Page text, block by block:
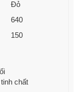
Đỏ
640
150
chất